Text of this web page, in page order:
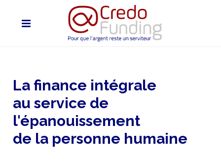
La finance intégrale
au service de
l'épanouissement
de la personne humaine